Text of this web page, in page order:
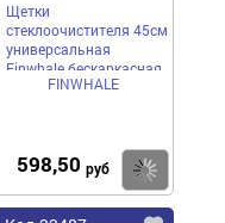
Купить
Щетки
стеклоочистителя 45см
универсальная
Finwhale бескаркасная
FINWHALE
598,50 руб